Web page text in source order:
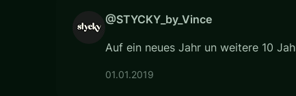
@STYCKY_by_Vince
Auf ein neues Jahr un weitere 10
01.01.2019